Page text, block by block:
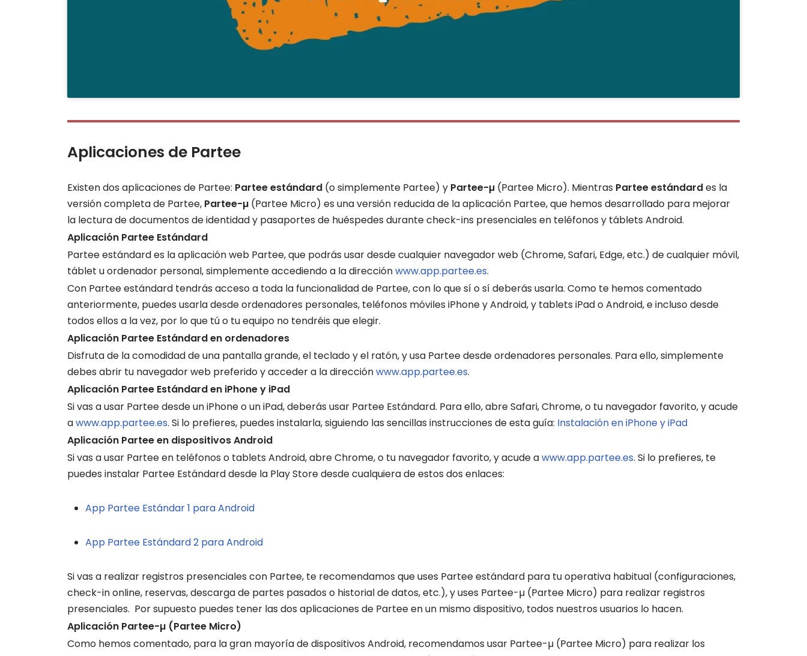
Aplicaciones de Partee
Existen dos aplicaciones de Partee: Partee estándard (o simplemente Partee) y Partee-µ (Partee Micro). Mientras Partee estándardes la
versión completa de Partee, Partee-µ (Partee Micro) es una versión reducida de la aplicación Partee, que hemos desarrollado para mejorar
la lectura de documentos de identidad y pasaportes de huéspedes durante check-ins presenciales en teléfonos y táblets Android.
Aplicación Partee Estándard
Partee estándard es la aplicación web Partee, que podrás usar desde cualquier navegador web (Chrome, Safari, Edge, etc.) de cualquier móvil,
táblet u ordenador personal, simplemente accediendo a la direcciónwww.app.partee.es.
Con Partee estándard tendrás acceso a toda la funcionalidad de Partee, con lo que sí o sí deberás usarla. Como te hemos comentado
anteriormente, puedes usarla desde ordenadores personales, teléfonos móviles iPhone y Android, y tablets iPad o Android, e incluso desde
todos ellos a la vez, por lo que tú o tu equipo no tendréis que elegir.
Aplicación Partee Estándard en ordenadores
Disfruta de la comodidad de una pantalla grande, el teclado y el ratón, y usa Partee desde ordenadores personales. Para ello, simplemente
debes abrir tu navegador web preferido y acceder a la direcciónwww.app.partee.es.
Aplicación Partee Estándard en iPhone y iPad
Si vas a usar Partee desde un iPhone o un iPad, deberás usar Partee Estándard. Para ello, abre Safari, Chrome, o tu navegador favorito, y acude
awww.app.partee.es. Si lo prefieres, puedes instalarla, siguiendo las sencillas instrucciones de esta guía: Instalación en iPhone y iPad
Aplicación Partee en dispositivos Android
Si vas a usar Partee en teléfonos o tablets Android, abre Chrome, o tu navegador favorito, y acude awww.app.partee.es. Si lo prefieres, te
puedes instalar Partee Estándard desde la Play Store desde cualquiera de estos dos enlaces:
App Partee Estándar 1 para Android
App Partee Estándard 2 para Android
Si vas a realizar registros presenciales con Partee, te recomendamos que uses Partee estándard para tu operativa habitual (configuraciones,
check-in online, reservas, descarga de partes pasados o historial de datos, etc.), y uses Partee-µ (Partee Micro) para realizar registros
presenciales. Por supuesto puedes tener las dos aplicaciones de Partee en un mismo dispositivo, todos nuestros usuarios lo hacen.
Aplicación Partee-µ (Partee Micro)
Como hemos comentado, para la gran mayoría de dispositivos Android, recomendamos usar Partee-µ (Partee Micro) para realizar los